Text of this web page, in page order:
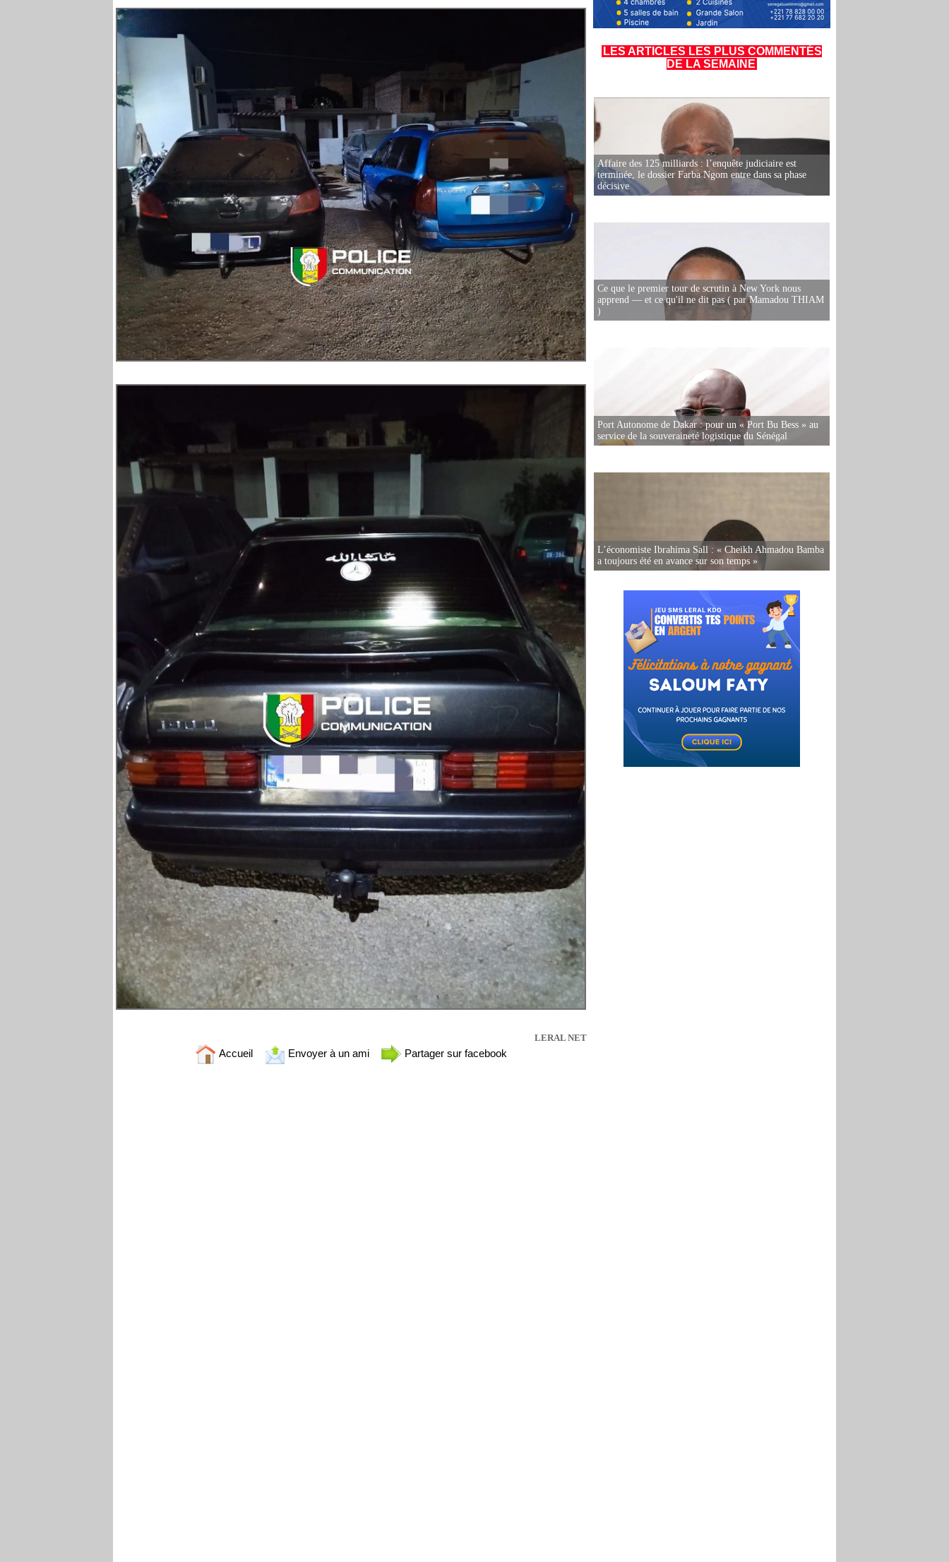
LERAL NET
Accueil Envoyer à un ami Partager sur facebook
LES ARTICLES LES PLUS COMMENTÉS
DE LA SEMAINE
Affaire des 125 milliards : l’enquête judiciaire est
terminée, le dossier Farba Ngom entre dans sa phase
décisive
Ce que le premier tour de scrutin à New York nous
apprend — et ce qu'il ne dit pas ( par Mamadou THIAM
)
Port Autonome de Dakar : pour un « Port Bu Bess » au
service de la souveraineté logistique du Sénégal
L’économiste Ibrahima Sall : « Cheikh Ahmadou Bamba
a toujours été en avance sur son temps »